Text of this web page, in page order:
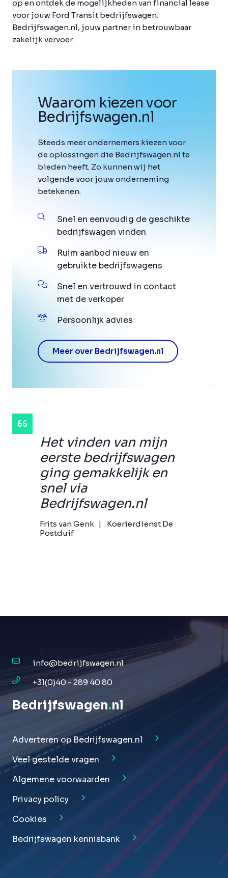
op en ontdek de mogelijkheden van financial lease
voor jouw Ford Transit bedrijfswagen.
Bedrijfswagen.nl, jouw partner in betrouwbaar
zakelijk vervoer.
Het vinden van mijn
eerste bedrijfswagen
ging gemakkelijk en
snel via
Bedrijfswagen.nl
Frits van Genk
Koerierdienst De
Postduif
Waarom kiezen voor
Bedrijfswagen.nl
Steeds meer ondernemers kiezen voor
de oplossingen die Bedrijfswagen.nl te
bieden heeft. Zo kunnen wij het
volgende voor jouw onderneming
betekenen.
Snel en eenvoudig de geschikte
bedrijfswagen vinden
Ruim aanbod nieuw en
gebruikte bedrijfswagens
Snel en vertrouwd in contact
met de verkoper
Persoonlijk advies
Meer over Bedrijfswagen.nl
info@bedrijfswagen.nl
+31(0)40 - 289 40 80
Bedrijfswagen.nl
Adverteren op Bedrijfswagen.nl
Veel gestelde vragen
Algemene voorwaarden
Privacy policy
Cookies
Bedrijfswagen kennisbank